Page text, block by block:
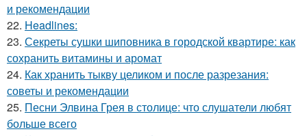
и рекомендации
22. Headlines:
23. Секреты сушки шиповника в городской квартире: как
сохранить витамины и аромат
24. Как хранить тыкву целиком и после разрезания:
советы и рекомендации
25. Песни Элвина Грея в столице: что слушатели любят
больше всего